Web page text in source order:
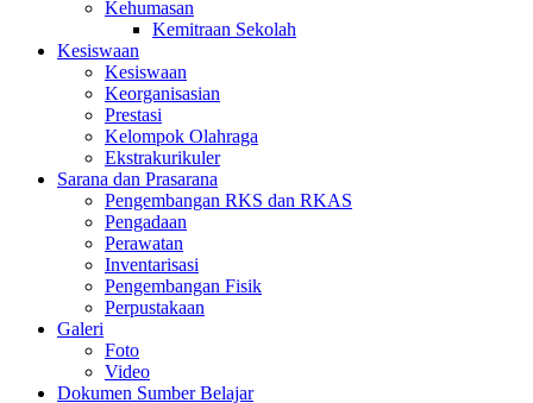
Kehumasan
Kemitraan Sekolah
Kesiswaan
Kesiswaan
Keorganisasian
Prestasi
Kelompok Olahraga
Ekstrakurikuler
Sarana dan Prasarana
Pengembangan RKS dan RKAS
Pengadaan
Perawatan
Inventarisasi
Pengembangan Fisik
Perpustakaan
Galeri
Foto
Video
Dokumen Sumber Belajar